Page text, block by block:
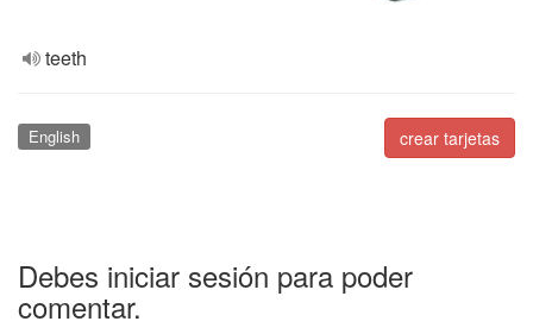
teeth
crear tarjetas
English
Debes iniciar sesión para poder
comentar.